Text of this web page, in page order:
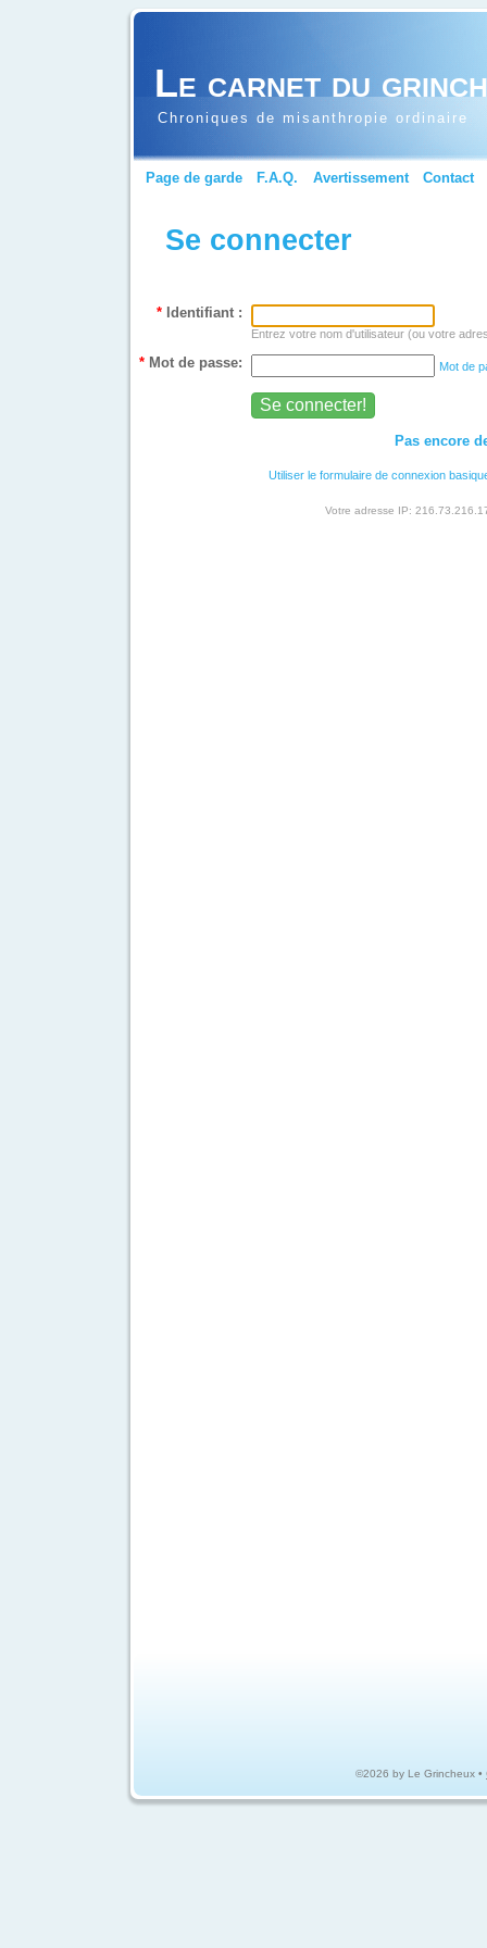
Le carnet du
Chroniques de misanthropie ordinaire
Page de garde F.A.Q. Avertissement Contact
Se connecter
* Identifiant :
Entrez votre nom d'utilisateur (ou votre
* Mot de passe: Mot de
Pas encore
Utiliser le formulaire de connexion
Votre adresse IP:
©2026 by Le Grincheux •